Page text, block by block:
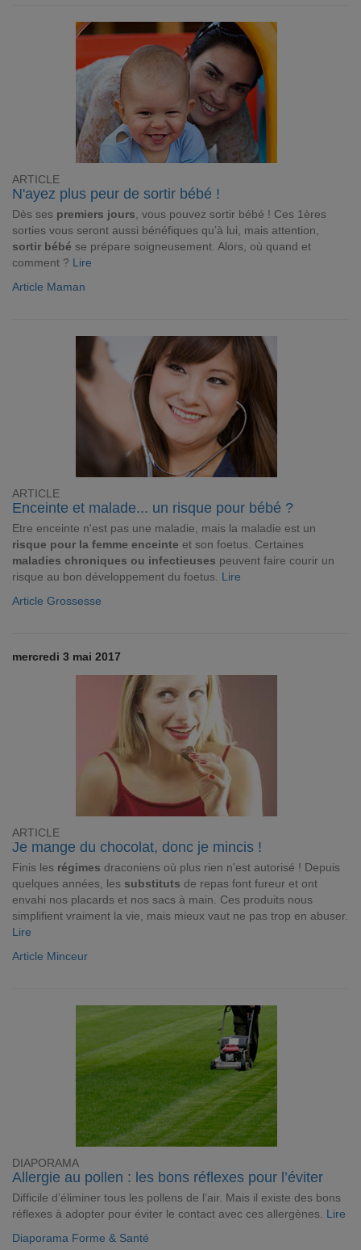
ARTICLE
N'ayez plus peur de sortir bébé !
Dès ses premiers jours , vous pouvez sortir bébé ! Ces 1ères
sorties vous seront aussi bénéfiques qu’à lui, mais attention,
sortir bébé se prépare soigneusement. Alors, où quand et
comment ? Lire
Article Maman
ARTICLE
Enceinte et malade... un risque pour bébé ?
Etre enceinte n'est pas une maladie, mais la maladie est un
risque pour la femme enceinte et son foetus. Certaines
maladies chroniques ou infectieuses peuvent faire courir un
risque au bon développement du foetus. Lire
Article Grossesse
mercredi 3 mai 2017
ARTICLE
Je mange du chocolat, donc je mincis !
Finis les régimes draconiens où plus rien n'est autorisé ! Depuis
quelques années, les substituts de repas font fureur et ont
envahi nos placards et nos sacs à main. Ces produits nous
simplifient vraiment la vie, mais mieux vaut ne pas trop en abuser.
Lire
Article Minceur
DIAPORAMA
Allergie au pollen : les bons réflexes pour l’éviter
Difficile d’éliminer tous les pollens de l’air. Mais il existe des bons
réflexes à adopter pour éviter le contact avec ces allergènes. Lire
Diaporama Forme & Santé